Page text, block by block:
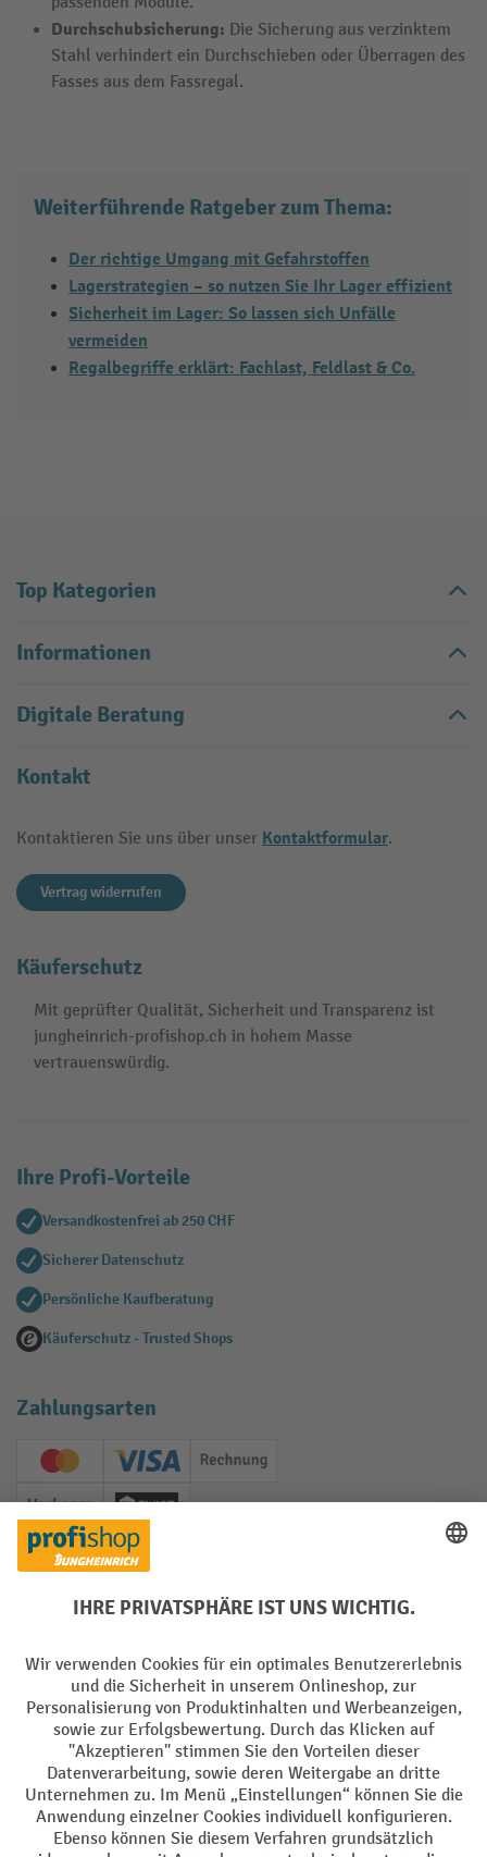
Durchschubsicherung: Die Sicherung aus verzinktem
Stahl verhindert ein Durchschieben oder Überragen des
Fasses aus dem Fassregal.
Weiterführende Ratgeber zum Thema:
Der richtige Umgang mit Gefahrstoffen
Lagerstrategien – so nutzen Sie Ihr Lager effizient
Sicherheit im Lager: So lassen sich Unfälle
vermeiden
Regalbegriffe erklärt: Fachlast, Feldlast & Co.
Top Kategorien
Informationen
Digitale Beratung
Kontakt
Kontaktieren Sie uns über unser Kontaktformular.
Vertrag widerrufen
Käuferschutz
Mit geprüfter Qualität, Sicherheit und Transparenz ist
jungheinrich-profishop.ch in hohem Masse
vertrauenswürdig.
Ihre Profi-Vorteile
Versandkostenfrei ab 250 CHF
Sicherer Datenschutz
Persönliche Kaufberatung
Käuferschutz - Trusted Shops
Zahlungsarten
Creditcard (Master)Creditcard (Visa)
Rechnung
Vorkasse Twint
Sprachen
DE FR
AGB Impressum Datenschutz Privacy Settings